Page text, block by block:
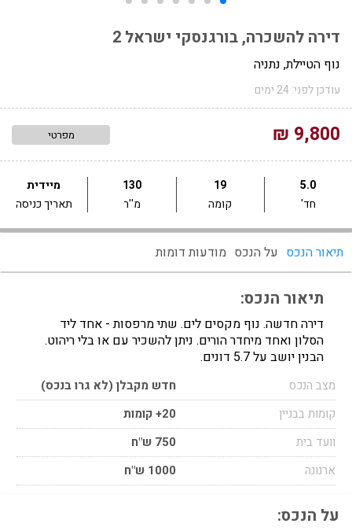
דירה להשכרה, בורגנסקי ישראל 2
נוף הטיילת, נתניה
עודכן לפני: 24 ימים
9,800 ₪ מפרטי
5.0
חד'
19
קומה
130
מ''ר
מיידית
תאריך כניסה
תיאור הנכס על הנכס מודעות דומות
תיאור הנכס:
דירה חדשה. נוף מקסים לים. שתי מרפסות - אחד ליד
הסלון ואחד מיחדר הורים. ניתן להשכיר עם או בלי ריהוט.
הבנין יושב על 5.7 דונים.
מצב הנכס
חדש מקבלן (לא גרו בנכס)
קומות בבניין
20+ קומות
וועד בית
750 ש"ח
ארנונה
1000 ש"ח
על הנכס: